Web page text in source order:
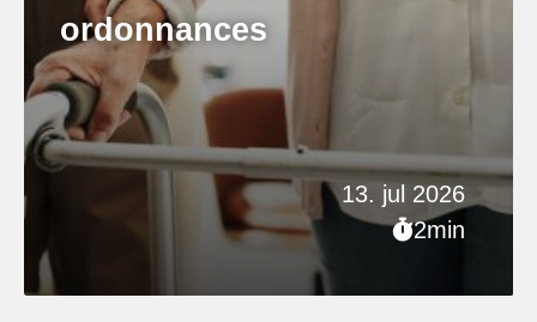
13. jul 2026
2min
ordonnances